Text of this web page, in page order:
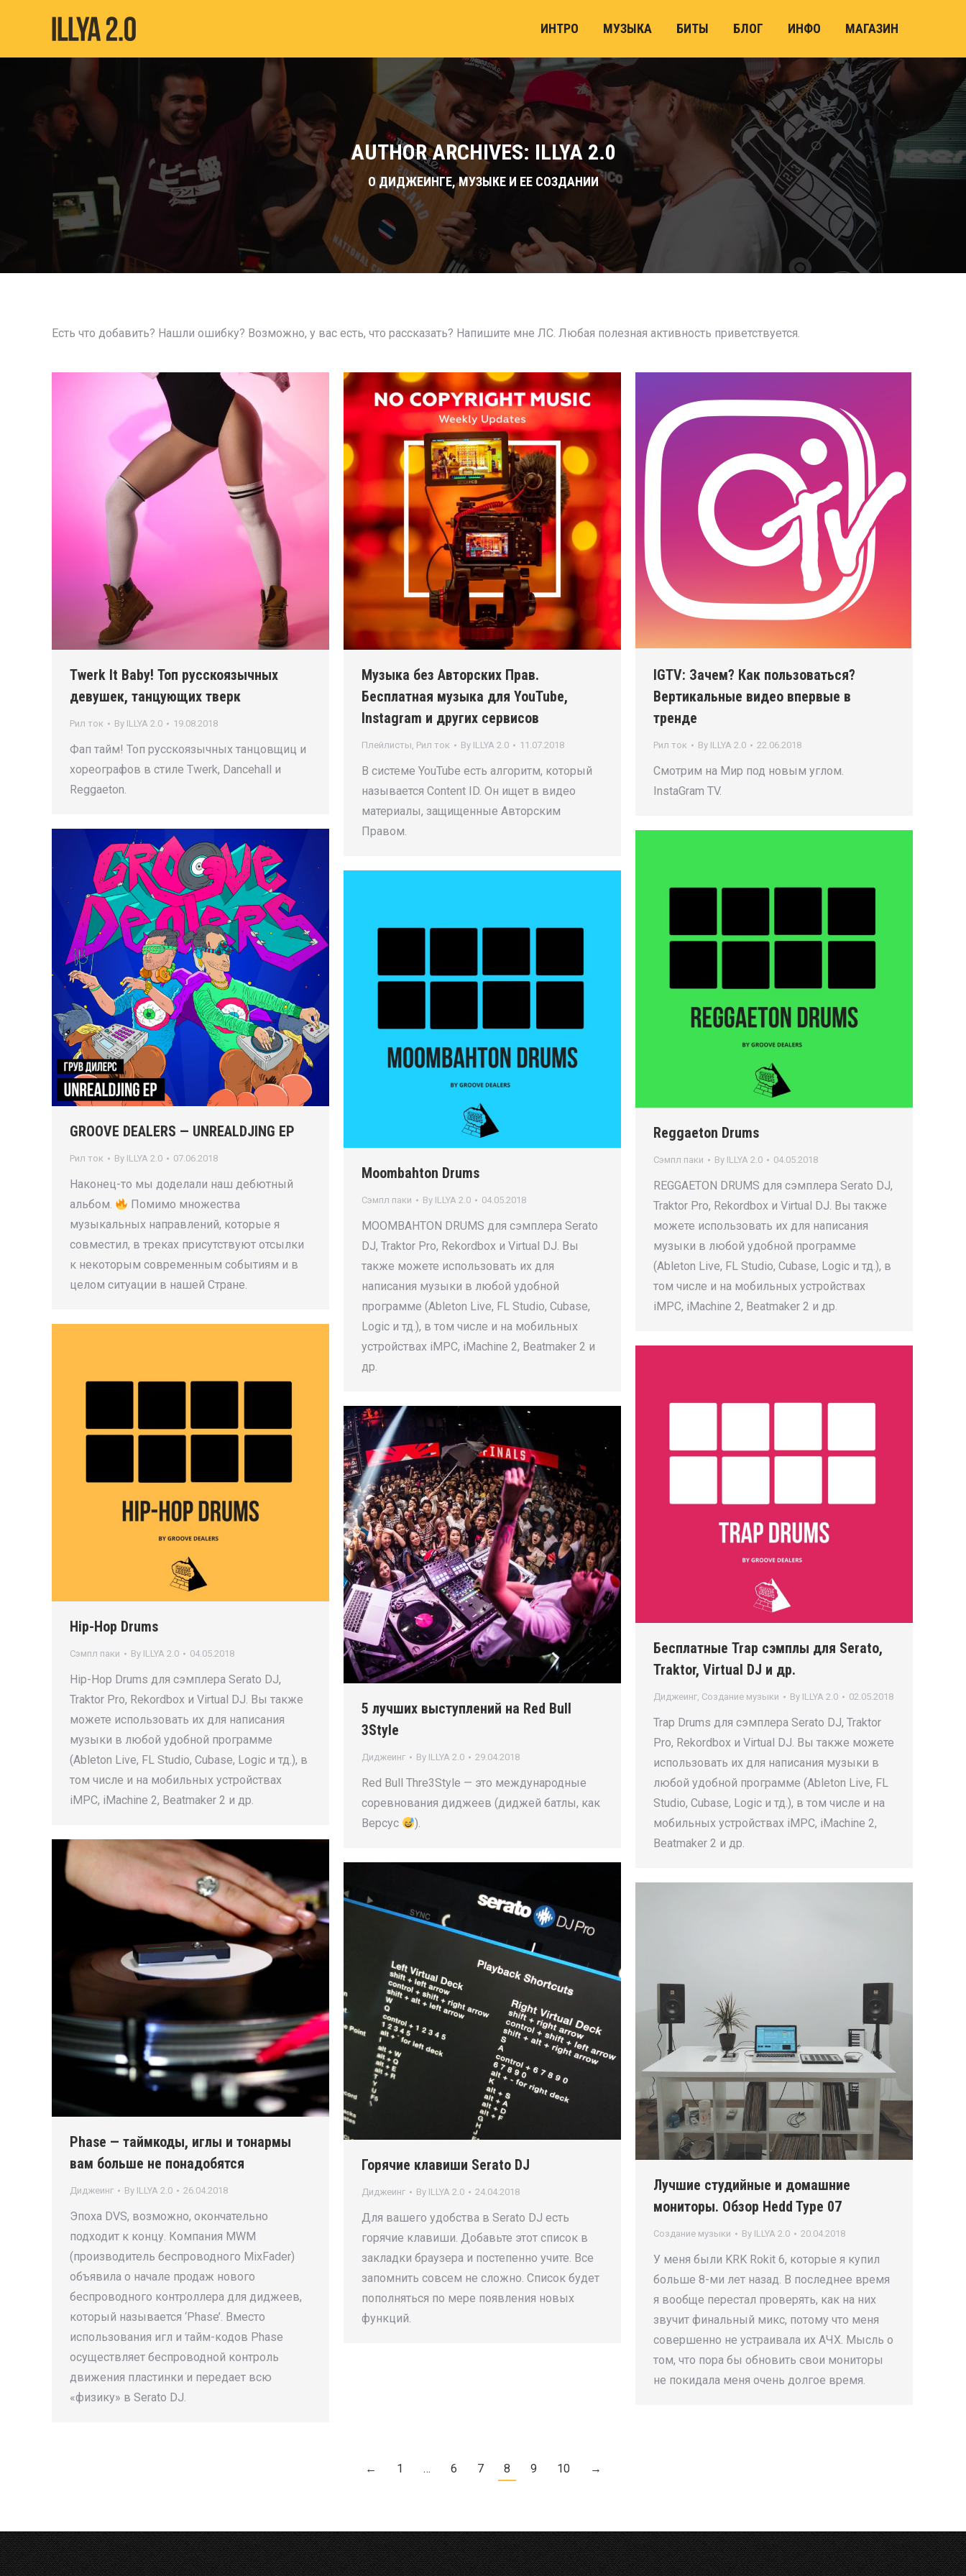
ИНТРО МУЗЫКА БИТЫ БЛОГ ИНФО МАГАЗИН
AUTHOR ARCHIVES: ILLYA 2.0
О ДИДЖЕИНГЕ, МУЗЫКЕ И ЕЕ СОЗДАНИИ
Есть что добавить? Нашли ошибку? Возможно, у вас есть, что рассказать? Напишите мне ЛС. Любая полезная активность приветствуется.
Twerk It Baby! Топ русскоязычных
девушек, танцующих тверк
Рил ток By ILLYA 2.0 19.08.2018
Фап тайм! Топ русскоязычных танцовщиц и
хореографов в стиле Twerk, Dancehall и
Reggaeton.
Музыка без Авторских Прав.
Бесплатная музыка для YouTube,
Instagram и других сервисов
Плейлисты, Рил ток By ILLYA 2.0 11.07.2018
В системе YouTube есть алгоритм, который
называется Content ID. Он ищет в видео
материалы, защищенные Авторским
Правом.
IGTV: Зачем? Как пользоваться?
Вертикальные видео впервые в
тренде
Рил ток By ILLYA 2.0 22.06.2018
Смотрим на Мир под новым углом.
InstaGram TV.
GROOVE DEALERS — UNREALDJING EP
Рил ток By ILLYA 2.0 07.06.2018
Наконец-то мы доделали наш дебютный
альбом.
Помимо множества
музыкальных направлений, которые я
совместил, в треках присутствуют отсылки
к некоторым современным событиям и в
целом ситуации в нашей Стране.
Reggaeton Drums
Сэмпл паки By ILLYA 2.0 04.05.2018
REGGAETON DRUMS для сэмплера Serato DJ,
Traktor Pro, Rekordbox и Virtual DJ. Вы также
можете использовать их для написания
музыки в любой удобной программе
(Ableton Live, FL Studio, Cubase, Logic и тд.), в
том числе и на мобильных устройствах
iMPC, iMachine 2, Beatmaker 2 и др.
Moombahton Drums
Сэмпл паки By ILLYA 2.0 04.05.2018
MOOMBAHTON DRUMS для сэмплера Serato
DJ, Traktor Pro, Rekordbox и Virtual DJ. Вы
также можете использовать их для
написания музыки в любой удобной
программе (Ableton Live, FL Studio, Cubase,
Logic и тд.), в том числе и на мобильных
устройствах iMPC, iMachine 2, Beatmaker 2 и
др.
Hip-Hop Drums
Сэмпл паки By ILLYA 2.0 04.05.2018
Hip-Hop Drums для сэмплера Serato DJ,
Traktor Pro, Rekordbox и Virtual DJ. Вы также
можете использовать их для написания
музыки в любой удобной программе
(Ableton Live, FL Studio, Cubase, Logic и тд.), в
том числе и на мобильных устройствах
iMPC, iMachine 2, Beatmaker 2 и др.
Бесплатные Trap сэмплы для Serato,
Traktor, Virtual DJ и др.
Диджеинг, Создание музыки By ILLYA 2.0 02.05.2018
Trap Drums для сэмплера Serato DJ, Traktor
Pro, Rekordbox и Virtual DJ. Вы также можете
использовать их для написания музыки в
любой удобной программе (Ableton Live, FL
Studio, Cubase, Logic и тд.), в том числе и на
мобильных устройствах iMPC, iMachine 2,
Beatmaker 2 и др.
5 лучших выступлений на Red Bull
3Style
Диджеинг By ILLYA 2.0 29.04.2018
Red Bull Thre3Style — это международные
соревнования диджеев (диджей батлы, как
Версус
).
Phase — таймкоды, иглы и тонармы
вам больше не понадобятся
Диджеинг By ILLYA 2.0 26.04.2018
Эпоха DVS, возможно, окончательно
подходит к концу. Компания MWM
(производитель беспроводного MixFader)
объявила о начале продаж нового
беспроводного контроллера для диджеев,
который называется ‘Phase’. Вместо
использования игл и тайм-кодов Phase
осуществляет беспроводной контроль
движения пластинки и передает всю
«физику» в Serato DJ.
Горячие клавиши Serato DJ
Диджеинг By ILLYA 2.0 24.04.2018
Для вашего удобства в Serato DJ есть
горячие клавиши. Добавьте этот список в
закладки браузера и постепенно учите. Все
запомнить совсем не сложно. Список будет
пополняться по мере появления новых
функций.
Лучшие студийные и домашние
мониторы. Обзор Hedd Type 07
Создание музыки By ILLYA 2.0 20.04.2018
У меня были KRK Rokit 6, которые я купил
больше 8-ми лет назад. В последнее время
я вообще перестал проверять, как на них
звучит финальный микс, потому что меня
совершенно не устраивала их АЧХ. Мысль о
том, что пора бы обновить свои мониторы
не покидала меня очень долгое время.
← 1 … 6 7 8 9 10 →